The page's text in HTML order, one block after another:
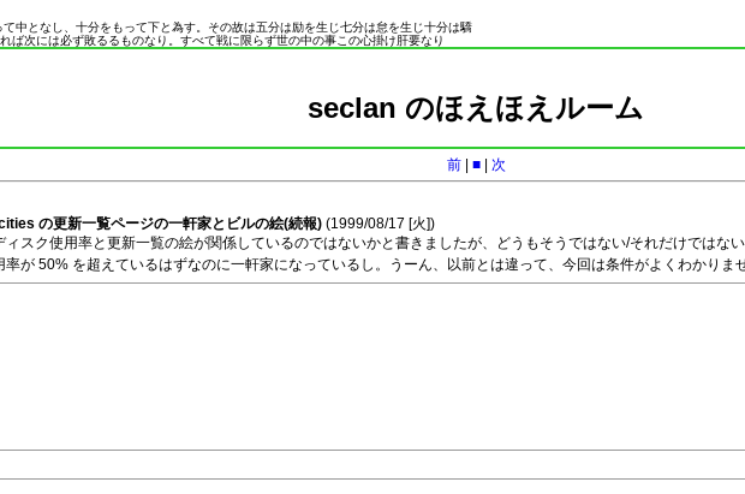
中となし、十分をもって下と為す。その故は五分は励を生じ七分は怠を生じ十分は驕
ば次には必ず敗るるものなり。すべて戦に限らず世の中の事この心掛け肝要なり
seclan のほえほえルーム
前| ■| 次
の更新一覧ページの一軒家とビルの絵(続報) (1999/08/17 [火])
ィスク使用率と更新一覧の絵が関係しているのではないかと書きましたが、どうもそうではない/それだけではな
率が 50% を超えているはずなのに一軒家になっているし。うーん、以前とは違って、今回は条件がよくわかりませ